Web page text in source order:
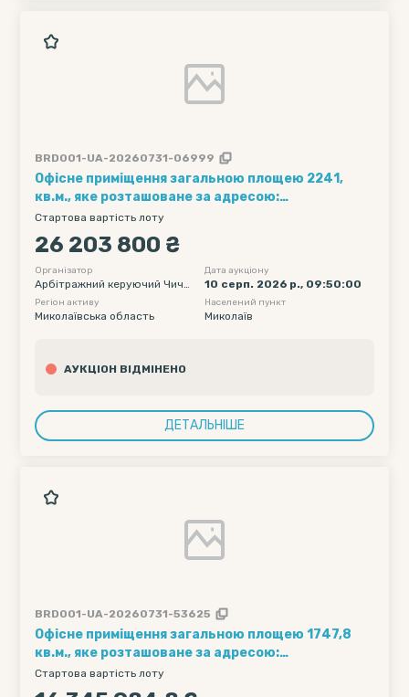
BRD001-UA-20260731-06999
Офісне приміщення загальною площею 2241,
кв.м., яке розташоване за адресою:
Миколаївська обл., м. Миколаїв, вулиця
Мостобудівників, будинок 17/12.
Стартова вартість лоту
26 203 800 ₴
Організатор
Арбітражний керуючий Чичв
а Олег Сергійович
Дата аукціону
10 серп. 2026 р., 09:50:00
Регіон активу
Миколаївська область
Населений пункт
Миколаїв
АУКЦІОН ВІДМІНЕНО
ДЕТАЛЬНІШЕ
BRD001-UA-20260731-53625
Офісне приміщення загальною площею 1747,8
кв.м., яке розташоване за адресою:
Миколаївська обл., м. Миколаїв, вулиця
Мостобудівників, будинок 17/11.
Стартова вартість лоту